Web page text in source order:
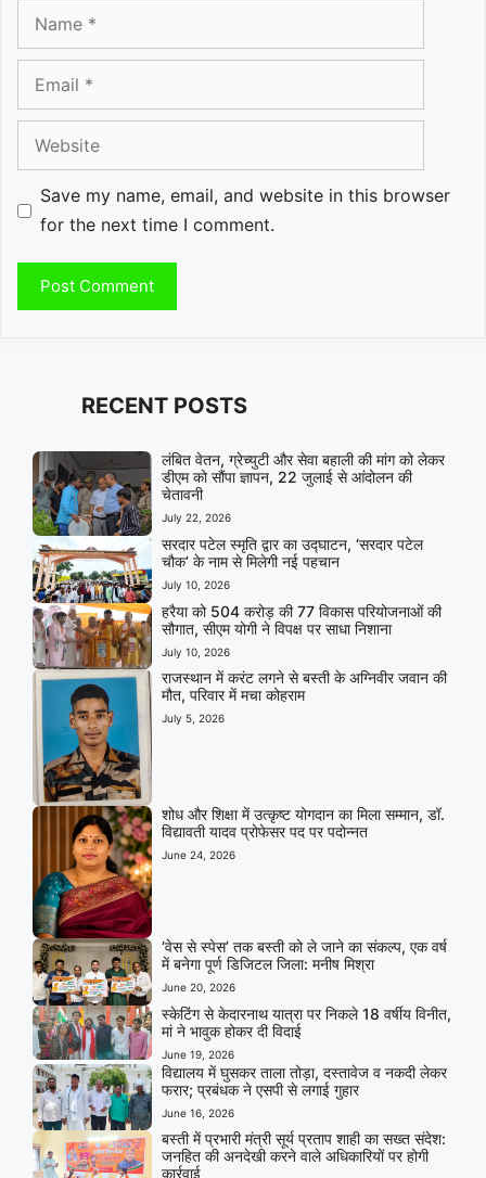
Name
Email
Website
Save my name, email, and website in this browser
for the next time I comment.
RECENT POSTS
लंबित वेतन, ग्रेच्युटी और सेवा बहाली की मांग को लेकर
डीएम को सौंपा ज्ञापन, 22 जुलाई से आंदोलन की
चेतावनी
July 22, 2026
सरदार पटेल स्मृति द्वार का उद्घाटन, ‘सरदार पटेल
चौक’ के नाम से मिलेगी नई पहचान
July 10, 2026
हरैया को 504 करोड़ की 77 विकास परियोजनाओं की
सौगात, सीएम योगी ने विपक्ष पर साधा निशाना
July 10, 2026
राजस्थान में करंट लगने से बस्ती के अग्निवीर जवान की
मौत, परिवार में मचा कोहराम
July 5, 2026
शोध और शिक्षा में उत्कृष्ट योगदान का मिला सम्मान, डॉ.
विद्यावती यादव प्रोफेसर पद पर पदोन्नत
June 24, 2026
‘वेस से स्पेस’ तक बस्ती को ले जाने का संकल्प, एक वर्ष
में बनेगा पूर्ण डिजिटल जिला: मनीष मिश्रा
June 20, 2026
स्केटिंग से केदारनाथ यात्रा पर निकले 18 वर्षीय विनीत,
मां ने भावुक होकर दी विदाई
June 19, 2026
विद्यालय में घुसकर ताला तोड़ा, दस्तावेज व नकदी लेकर
फरार; प्रबंधक ने एसपी से लगाई गुहार
June 16, 2026
बस्ती में प्रभारी मंत्री सूर्य प्रताप शाही का सख्त संदेश:
जनहित की अनदेखी करने वाले अधिकारियों पर होगी
कार्रवाई